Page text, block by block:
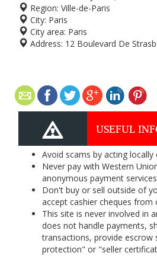
Region: Ville-de-Paris
City: Paris
City area: Paris
Address: 12 Boulevard De
USEFUL
Avoid scams by acting locally
Never pay with Western
anonymous payment services
Don't buy or sell outside of
accept cashier cheques
This site is never involved in
does not handle payments,
transactions, provide escrow
protection" or "seller